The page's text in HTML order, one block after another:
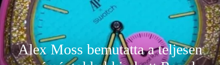
Alex Moss bemutatta a teljesen